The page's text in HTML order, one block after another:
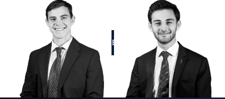
LLÁMENOS